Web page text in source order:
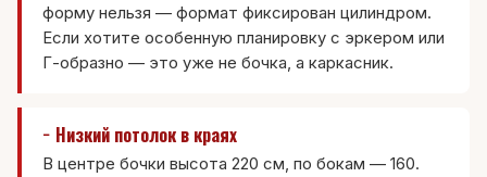
форму нельзя — формат фиксирован цилиндром.
Если хотите особенную планировку с эркером или
Г-образно — это уже не бочка, а каркасник.
− Низкий потолок в краях
В центре бочки высота 220 см, по бокам — 160.